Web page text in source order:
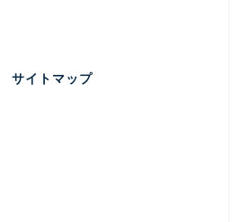
サイトマップ